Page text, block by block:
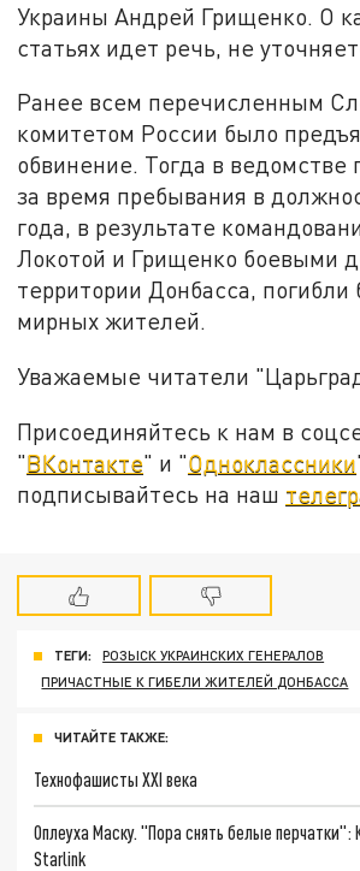
Украины Андрей Грищенко. О
статьях идет речь, не
Ранее всем перечисленным
комитетом России было
обвинение. Тогда в ведомстве
за время пребывания в
года, в результате
Локотой и Грищенко боевыми
территории Донбасса, погибли
мирных жителей.
Уважаемые читатели
Присоединяйтесь к нам в
"ВКонтакте" и "Одноклассники
подписывайтесь на наш
ТЕГИ:
РОЗЫСК УКРАИНСКИХ ГЕНЕРАЛОВ
ПРИЧАСТНЫЕ К ГИБЕЛИ ЖИТЕЛЕЙ ДОНБАССА
ЧИТАЙТЕ ТАКЖЕ:
Технофашисты XXI века
Оплеуха Маску. "Пора снять белые перчатки":
Starlink